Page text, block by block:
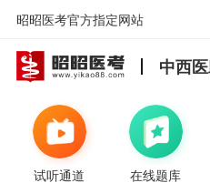
昭昭医考官方指定网站
中西
试听通道 在线题库